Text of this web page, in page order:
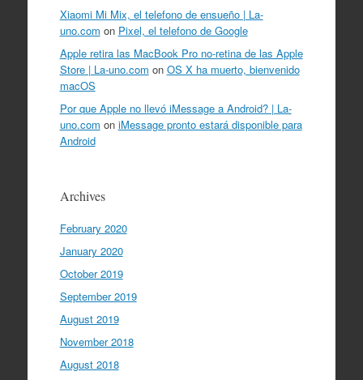
Xiaomi Mi Mix, el telefono de ensueño | La-
uno.com on Pixel, el telefono de Google
Apple retira las MacBook Pro no-retina de las Apple
Store | La-uno.com on OS X ha muerto, bienvenido
macOS
Por que Apple no llevó iMessage a Android? | La-
uno.com on iMessage pronto estará disponible para
Android
Archives
February 2020
January 2020
October 2019
September 2019
August 2019
November 2018
August 2018